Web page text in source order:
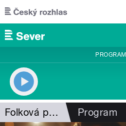
Přejít k hlavnímu obsahu
PROGRAM
Folková pohlazení Program